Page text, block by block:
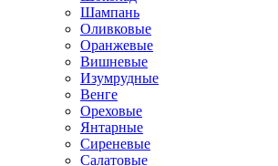
Шампань
Оливковые
Оранжевые
Вишневые
Изумрудные
Венге
Ореховые
Янтарные
Сиреневые
Салатовые